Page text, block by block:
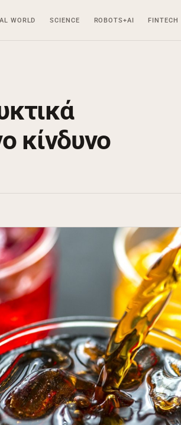
WORLD SCIENCE ROBOTS+AI FINTECH
κίνδυνο